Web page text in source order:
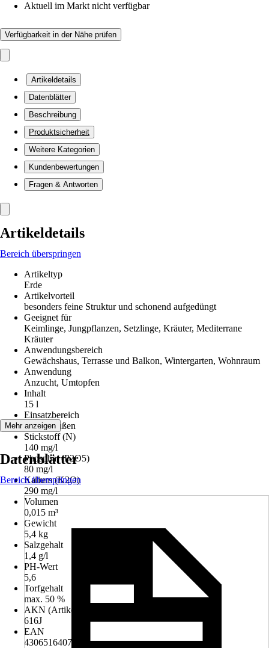
Aktuell im Markt nicht verfügbar
Verfügbarkeit in der Nähe prüfen
Artikeldetails
Datenblätter
Beschreibung
Produktsicherheit
Weitere Kategorien
Kundenbewertungen
Fragen & Antworten
Artikeldetails
Bereich überspringen
Artikeltyp
Erde
Artikelvorteil
besonders feine Struktur und schonend aufgedüngt
Geeignet für
Keimlinge, Jungpflanzen, Setzlinge, Kräuter, Mediterrane
Kräuter
Anwendungsbereich
Gewächshaus, Terrasse und Balkon, Wintergarten, Wohnraum
Anwendung
Anzucht, Umtopfen
Inhalt
15 l
Einsatzbereich
Innen, Außen
Stickstoff (N)
140 mg/l
Phosphat (P2O5)
80 mg/l
Kalium (K2O)
290 mg/l
Volumen
0,015 m³
Gewicht
5,4 kg
Salzgehalt
1,4 g/l
PH-Wert
5,6
Torfgehalt
max. 50 %
AKN (Artikelkurznummer)
616J
EAN
4306516407460
Mehr anzeigen
Datenblätter
Bereich überspringen